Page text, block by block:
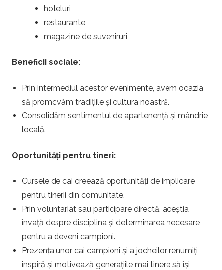
hoteluri
restaurante
magazine de suveniruri
Beneficii sociale:
Prin intermediul acestor evenimente, avem ocazia
să promovăm tradițiile și cultura noastră.
Consolidăm sentimentul de apartenență și mândrie
locală.
Oportunități pentru tineri:
Cursele de cai creează oportunități de implicare
pentru tinerii din comunitate.
Prin voluntariat sau participare directă, aceștia
învață despre disciplina și determinarea necesare
pentru a deveni campioni.
Prezența unor cai campioni și a jocheilor renumiți
inspiră și motivează generațiile mai tinere să își